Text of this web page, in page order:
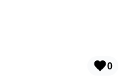
0